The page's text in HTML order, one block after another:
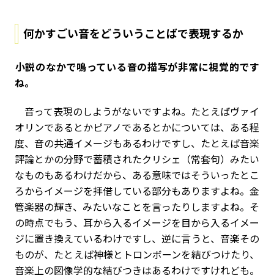
何かすごい音をどういうことばで表現するか
――小説のなかで鳴っている音の描写が非常に視覚的です
ね。
音って表現のしようがないですよね。たとえばヴァイ
オリンであるとかピアノであるとかについては、ある程
度、音の共通イメージもあるわけですし、たとえば音楽
評論とかの分野で蓄積されたクリシェ（常套句）みたい
なものもあるわけだから、ある意味ではそういったとこ
ろからイメージを拝借している部分もありますよね。金
管楽器の輝き、みたいなことを言ったりしますよね。そ
の時点でもう、耳から入るイメージを目から入るイメー
ジに置き換えているわけですし、逆に言うと、音楽その
ものが、たとえば神様とトロンボーンを結びつけたり、
音楽上の図像学的な結びつきはあるわけですけれども。